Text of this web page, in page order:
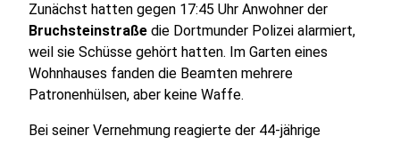
Zunächst hatten gegen 17:45 Uhr Anwohner der
Bruchsteinstraße die Dortmunder Polizei alarmiert,
weil sie Schüsse gehört hatten. Im Garten eines
Wohnhauses fanden die Beamten mehrere
Patronenhülsen, aber keine Waffe.
Bei seiner Vernehmung reagierte der 44-jährige